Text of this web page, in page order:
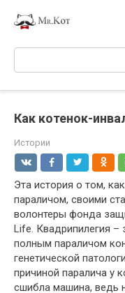
Поиск:
Как котенок-
Истории
Эта история о том,
параличом, своими
волонтеры фонда
Life. Квадрипилегия
полным параличом
генетической
причиной паралича у
сшибла машина, ведь